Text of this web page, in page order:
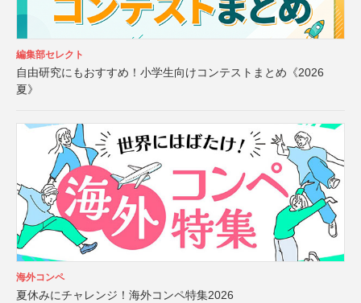
編集部セレクト
自由研究にもおすすめ！小学生向けコンテストまとめ《2026
夏》
海外コンペ
夏休みにチャレンジ！海外コンペ特集2026